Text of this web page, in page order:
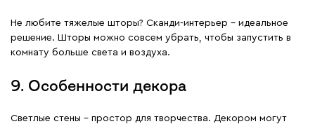
Не любите тяжелые шторы? Сканди-интерьер – идеальное
решение. Шторы можно совсем убрать, чтобы запустить в
комнату больше света и воздуха.
9. Особенности декора
Светлые стены – простор для творчества. Декором могут